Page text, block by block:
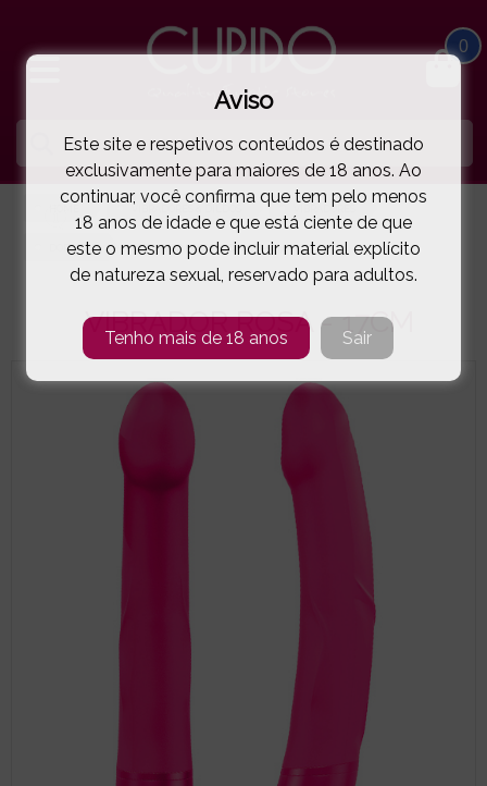
0
VIBRADORES
DORCEL® VIBRADOR ROSA - 17CM( 88-0796 )
VIBRADOR ROSA - 17CM
Aviso
Este site e respetivos conteúdos é destinado
exclusivamente para maiores de 18 anos. Ao
continuar, você confirma que tem pelo menos
18 anos de idade e que está ciente de que
este o mesmo pode incluir material explícito
de natureza sexual, reservado para adultos.
Tenho mais de 18 anos Sair